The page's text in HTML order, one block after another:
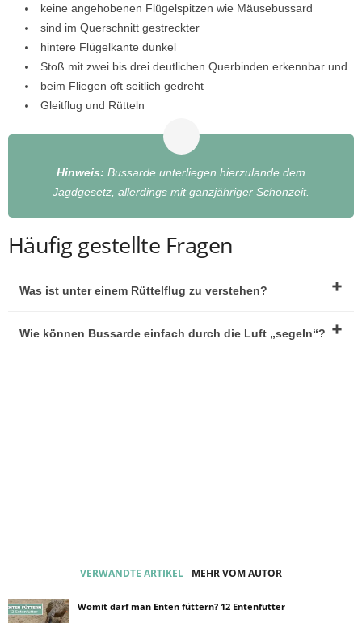
keine angehobenen Flügelspitzen wie Mäusebussard
sind im Querschnitt gestreckter
hintere Flügelkante dunkel
Stoß mit zwei bis drei deutlichen Querbinden erkennbar und
beim Fliegen oft seitlich gedreht
Gleitflug und Rütteln
Hinweis: Bussarde unterliegen hierzulande dem
Jagdgesetz, allerdings mit ganzjähriger Schonzeit.
Häufig gestellte Fragen
Was ist unter einem Rüttelflug zu verstehen?
Wie können Bussarde einfach durch die Luft „segeln“?
VERWANDTE ARTIKEL MEHR VOM AUTOR
Womit darf man Enten füttern? 12 Entenfutter